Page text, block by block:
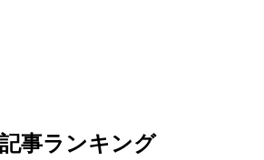
記事ランキング